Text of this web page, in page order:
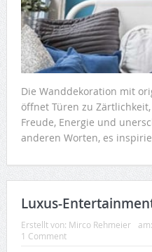
Die Wanddekoration mit
öffnet Türen zu
Freude, Energie und
anderen Worten, es
Luxus-
Erstellt von: Mirco Rehmeier am:
1 Comment